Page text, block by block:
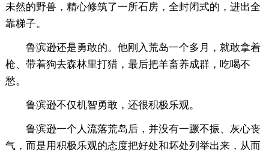
未然的野兽，精心修筑了一所石房，全封闭式的，进出全
靠梯子。
鲁滨逊还是勇敢的。他刚入荒岛一个多月，就敢拿着
枪、带着狗去森林里打猎，最后把羊畜养成群，吃喝不
愁。
鲁滨逊不仅机智勇敢，还很积极乐观。
鲁滨逊一个人流落荒岛后，并没有一蹶不振、灰心丧
气，而是用积极乐观的态度把好处和坏处列举出来，从而